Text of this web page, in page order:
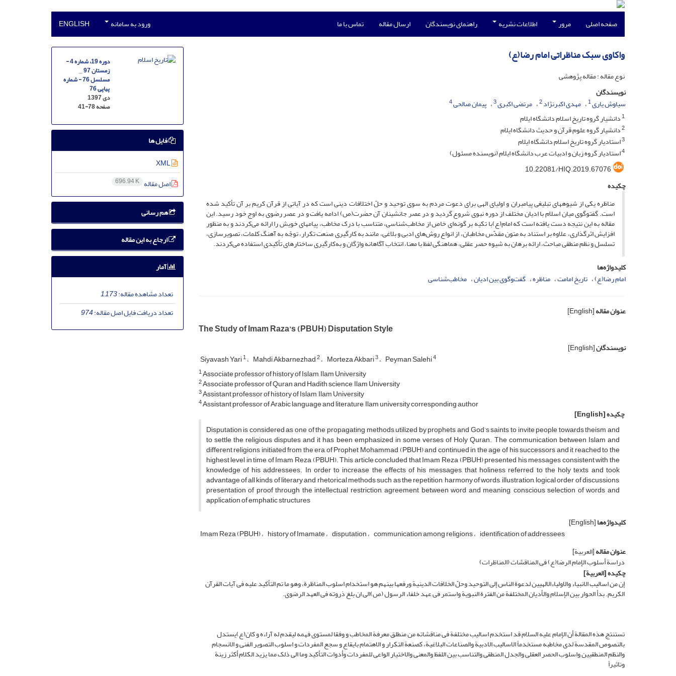
صفحه اصلی مرور اطلاعات نشریه راهنمای نویسندگان ارسال مقاله تماس با ما ورود به سامانه ENGLISH
واکاوی سبک مناظراتی امام رضا(ع)
نوع مقاله : مقاله پژوهشی
نویسندگان
سیاوش یاری1 مهدی اکبرنژاد2 مرتضی اکبری3 پیمان صالحی4
1دانشیار گروه تاریخ اسلام دانشگاه ایلام
2دانشیار گروه علوم قرآن و حدیث دانشگاه ایلام
3استادیار گروه تاریخ اسلام دانشگاه ایلام
4استادیار گروه زبان و ادبیات عرب دانشگاه ایلام (نویسنده مسئول)
10.22081/HIQ.2019.67076
چکیده
مناظره یکی از شیوه­های تبلیغی پیامبران و اولیای الهی برای دعوت مردم به سوی توحید و حلّ اختلافات دینی است که در آیاتی از قرآن کریم بر آن تأکید شده
است. گفت­وگوی میان اسلام با ادیان مختلف از دوره نبوی شروع گردید و در عصر جانشینان آن حضرت(ص) ادامه یافت و در عصر رضوی به اوج خود رسید. این
مقاله به این نتیجه دست یافته است که امام(ع)با تکیه بر گونه‌ای خاص از مخاطب‌شناسی، متناسب با درک مخاطب، پیام­های خویش را ارائه می‌کردند و به منظور
افزایش اثرگذاری، علاوه بر استناد به متون مقدّس مخاطبان، از انواع روش‌های ادبی و بلاغی، مانند به کارگیری صنعت تکرار، توجّه به آهنگ کلمات، تصویرسازی،
تسلسل و نظم منطقی مباحث، ارائه برهان به شیوه حصر عقلی، هماهنگی لفظ با معنا، انتخاب آگاهانه واژگان و به‌کارگیری ساختارهای تأکیدی استفاده می‌کردند.
کلیدواژه‌ها
امام رضا(ع) تاریخ امامت مناظره گفت‌وگوی بین ادیان مخاطب‌شناسی
عنوان مقاله[English]
The Study of Imam Raza’s (PBUH) Disputation Style
نویسندگان[English]
Siyavash Yari1 Mahdi Akbarnezhad2 Morteza Akbari3 Peyman Salehi4
1Associate professor of history of Islam, Ilam University
2Associate professor of Quran and Hadith science, Ilam University
3Assistant professor of history of Islam, Ilam University
4Assistant professor of Arabic language and literature, Ilam university corresponding author
چکیده[English]
Disputation is considered as one of the propagating methods utilized by prophets and God’s saints to invite people towards theism and
to settle the religious disputes and it has been emphasized in some verses of Holy Quran. The communication between Islam and
different religions initiated from the era of Prophet Mohammad (PBUH) and continued in the age of his successors and it reached to the
highest level in time of Imam Reza (PBUH). This article concluded that Imam Reza (PBUH) presented his messages consistent with the
knowledge of his addressees. In order to increase the effects of his messages, that holiness referred to the holy texts and took
advantage of all kinds of literary and rhetorical methods such as the repetition, harmony of words, illustration, logical order of discussions,
presentation of proof through the intellectual restriction, agreement between word and meaning, conscious selection of words and
application of emphatic structures
کلیدواژه‌ها[English]
Imam Reza (PBUH) history of Imamate disputation communication among religions identification of addressees
عنوان مقاله[العربیة]
دراسة أسلوب الإمام الرضا(ع) فی المناقشات (المناظرات)
چکیده[العربیة]
إن من اسالیب الانبیاء والاولیاءالالهیین لدعوة الناس إلی التوحید وحلّ الخلافات الدینیة ورفعها بینهم هو استخدام اسلوب المناظرة، وهو ما تم التأکید علیه فی آیات القرآن
الکریم. بدأ الحوار بین الإسلام والأدیان المختلفة من الفترة النبویة واستمر فی عهد خلفاء الرسول (ص)الی ان بلغ ذروته فی العهد الرضوی.
تستنتج هذه المقالة أن الإمام علیه السلام قد استخدم اسالیب مختلفة فی مناقشاته من منطلق معرفة المخاطب و وفقا لمستوی فهمه لیقدم له آراءه و کان(ع)یستدل
بالنصوص المقدسة لدی مخاطبه مستخدماً الاسالیب الادبیة والصناعات البلاغیة، کصنعة التکرار و الاهتمام بایقاع و سجع المفردات و اسلوب التصویر الفنی و الانسجام
والنظم المنطقیین واسلوب الحصر العقلی والجدل المنطقی والتناسب بین اللفظ والمعنی والاختیار الواعی للمفردات وأدوات التأکید وما الی ذلک مما یزید الکلام أکثر زینة
وتاثیراً
دوره 19، شماره 4 -
زمستان 97 _
مسلسل 76 - شماره
پیاپی 76
دی 1397
صفحه41-78
فایل ها
XML
اصل مقاله 696.94 K
هم رسانی
ارجاع به این مقاله
آمار
تعداد مشاهده مقاله:1,173
تعداد دریافت فایل اصل مقاله:974